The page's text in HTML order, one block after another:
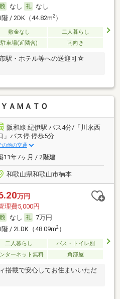
なし
なし
階 / 2DK（44.82m2）
敷金なし
二人暮らし
駐車場(近隣含) 南向き
駅・ホテル等への送迎可☆
ＡＭＡＴＯ
阪和線 紀伊駅 バス4分/「川永西
」バス停 停歩5分
の他の交通
11年7ヶ月 / 2階建
和歌山県和歌山市楠本
万円
理費5,000円
なし
7万円
階 / 2LDK（48.09m2）
二人暮らし
バス・トイレ別
ターネット無料 角部屋
搭載で安心してお住まいいただ